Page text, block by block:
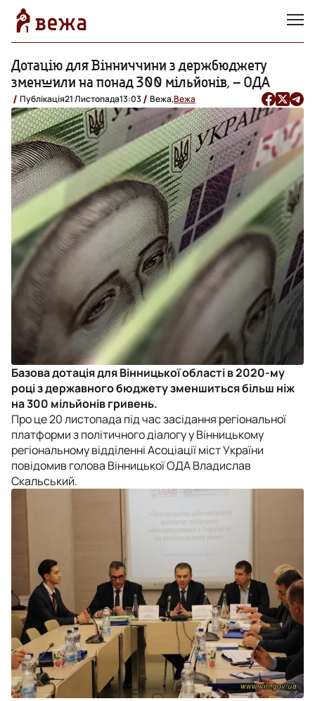
Дотацію для Вінниччини з держбюджету
зменшили на понад 300 мільйонів, – ОДА
Публікація21 Листопада13:03 Вежа,Вежа
Базова дотація для Вінницької області в 2020-му
році з державного бюджету зменшиться більш ніж
на 300 мільйонів гривень.
Про це 20 листопада під час засідання регіональної
платформи з політичного діалогу у Вінницькому
регіональному відділенні Асоціації міст України
повідомив голова Вінницької ОДА Владислав
Скальський.